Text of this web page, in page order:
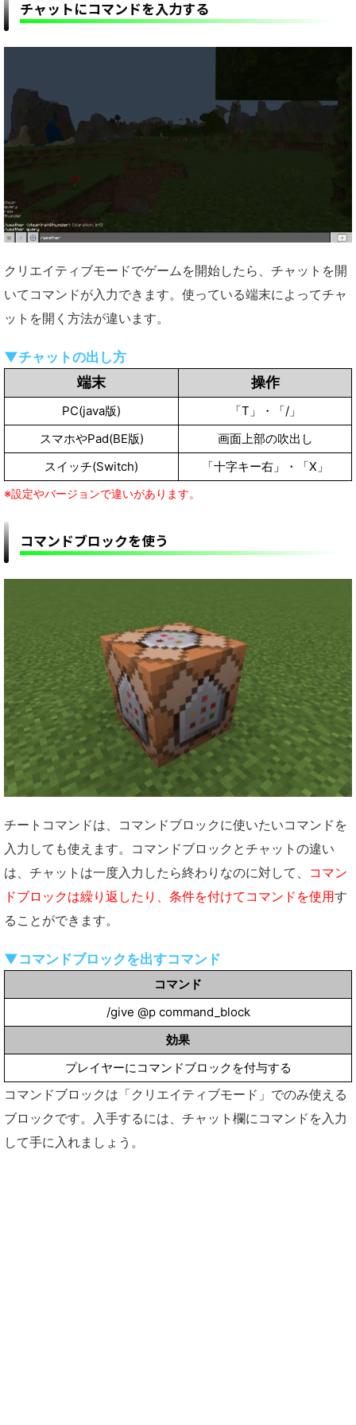
チャットにコマンドを入力する
クリエイティブモードでゲームを開始したら、チャットを開
いてコマンドが入力できます。使っている端末によってチャ
ットを開く方法が違います。
▼チャットの出し方
端末 操作
PC(java版)
「T」・「/」
スマホやPad(BE版)
画面上部の吹出し
スイッチ(Switch)
「十字キー右」・「X」
※設定やバージョンで違いがあります。
コマンドブロックを使う
チートコマンドは、コマンドブロックに使いたいコマンドを
入力しても使えます。コマンドブロックとチャットの違い
は、チャットは一度入力したら終わりなのに対して、 コマン
ドブロックは繰り返したり、条件を付けてコマンドを使用す
ることができます。
▼コマンドブロックを出すコマンド
コマンド
/give @p command_block
効果
プレイヤーにコマンドブロックを付与する
コマンドブロックは「クリエイティブモード」でのみ使える
ブロックです。入手するには、チャット欄にコマンドを入力
して手に入れましょう。